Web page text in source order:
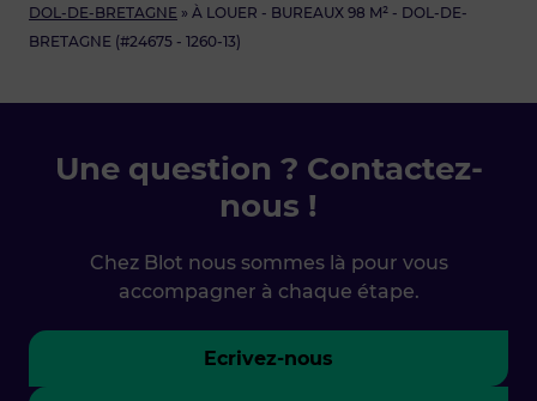
DOL-DE-BRETAGNE » À LOUER - BUREAUX 98 M² - DOL-DE-
BRETAGNE (#24675 - 1260-13)
Une question ? Contactez-
nous !
Chez Blot nous sommes là pour vous
accompagner à chaque étape.
Ecrivez-nous